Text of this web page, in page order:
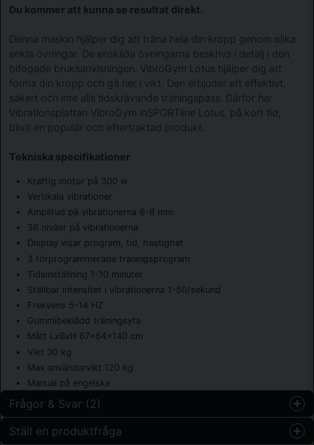
Du kommer att kunna se resultat direkt.
Denna maskin hjälper dig att träna hela din kropp genom olika
enkla övningar. De enskilda övningarna beskrivs i detalj i den
bifogade bruksanvisningen. VibroGym Lotus hjälper dig att
forma din kropp och gå ner i vikt. Den erbjuder ett effektivt,
säkert och inte alls tidskrävande träningspass. Därför har
Vibrationsplattan VibroGym inSPORTline Lotus, på kort tid,
blivit en populär och eftertraktad produkt.
Tekniska specifikationer
Kraftig motor på 300 w
Vertikala vibrationer
Amplitud på vibrationerna 6-8 mm
36 nivåer på vibrationerna
Display visar program, tid, hastighet
3 förprogrammerade träningsprogram
Tidsinställning 1-10 minuter
Ställbar intensitet i vibrationerna 1-50/sekund
Frekvens 5-14 HZ
Gummibeklädd träningsyta
Mått LxBxH 67x64x140 cm
Vikt 30 kg
Max användarvikt 120 kg
Manual på engelska
Frågor & Svar (2)
Ställ en produktfråga